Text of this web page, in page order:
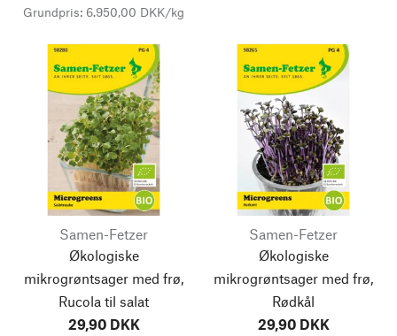
Grundpris: 6.950,00 DKK/kg
Samen-Fetzer
Økologiske
mikrogrøntsager med frø,
Rucola til salat
29,90 DKK
Samen-Fetzer
Økologiske
mikrogrøntsager med frø,
Rødkål
29,90 DKK